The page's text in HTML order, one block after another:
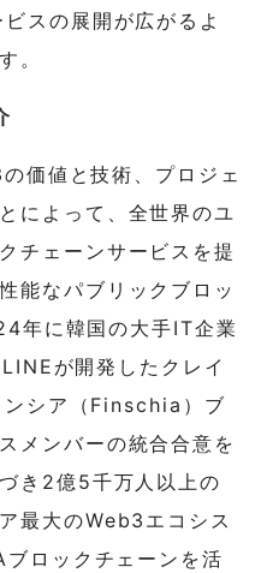
スの展開が広がるよ
。
価値と技術、プロジェ
によって、全世界のユ
チェーンサービスを提
能なパブリックブロッ
年に韓国の大手IT企業
が開発したクレイ
シア（Finschia）ブ
メンバーの統合合意を
き2億5千万人以上の
最大のWeb3エコシス
ロックチェーンを活